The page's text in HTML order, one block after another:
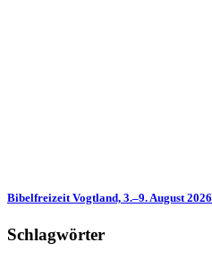
Bibelfreizeit Vogtland, 3.–9. August 2026
Schlagwörter